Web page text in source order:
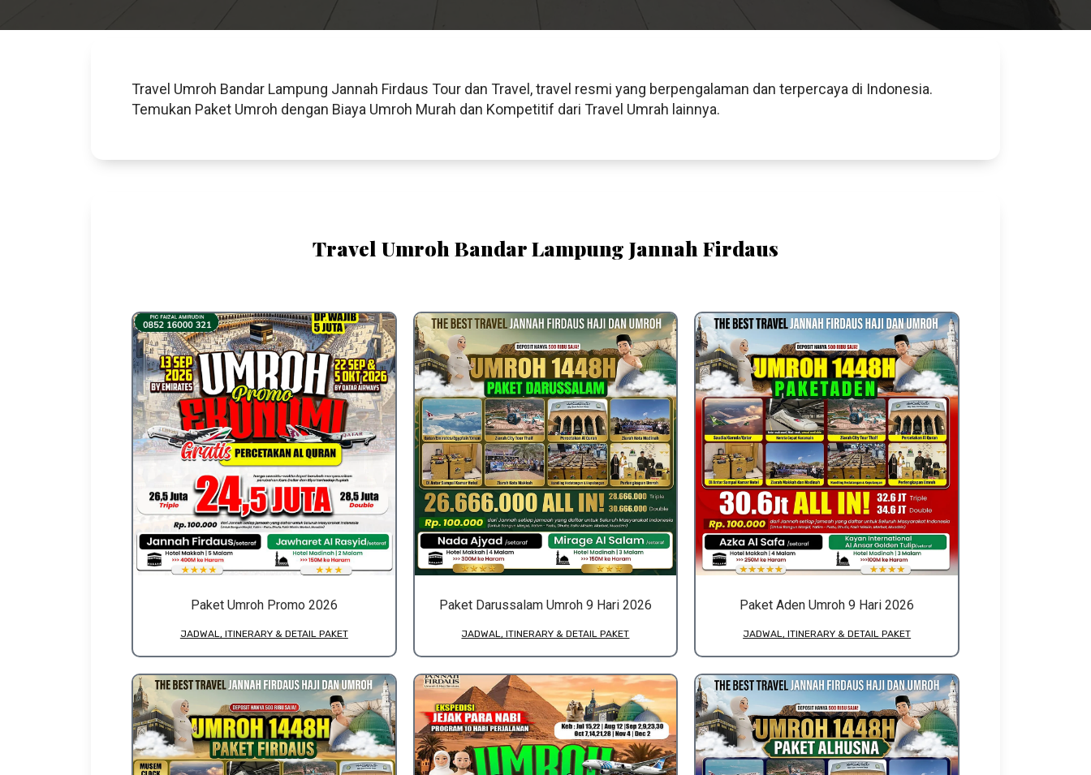
Travel Umroh Bandar Lampung Jannah Firdaus Tour dan Travel, travel resmi yang berpengalaman dan terpercaya di Indonesia.
Temukan Paket Umroh dengan Biaya Umroh Murah dan Kompetitif dari Travel Umrah lainnya.
Travel Umroh Bandar Lampung Jannah Firdaus
Paket Umroh Promo 2026
JADWAL, ITINERARY & DETAIL PAKET
Paket Darussalam Umroh 9 Hari 2026
JADWAL, ITINERARY & DETAIL PAKET
Paket Aden Umroh 9 Hari 2026
JADWAL, ITINERARY & DETAIL PAKET